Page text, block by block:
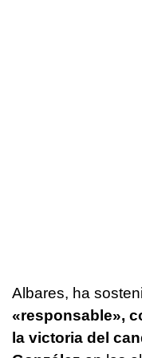
Albares, ha
«responsable»,
la victoria del